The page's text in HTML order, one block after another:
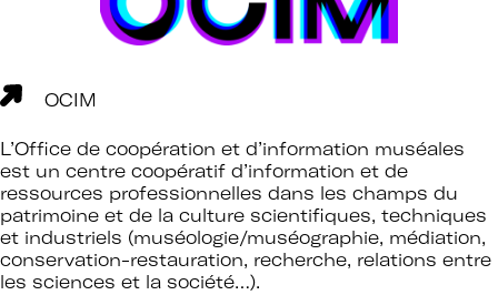
OCIM
L’Office de coopération et d’information muséales
est un centre coopératif d’information et de
ressources professionnelles dans les champs du
patrimoine et de la culture scientifiques, techniques
et industriels (muséologie/muséographie, médiation,
conservation-restauration, recherche, relations entre
les sciences et la société…).